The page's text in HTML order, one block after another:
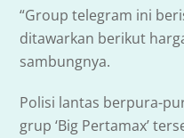
“Group telegram ini
ditawarkan berikut
sambungnya.
Polisi lantas berpura-
grup ‘Big Pertamax’